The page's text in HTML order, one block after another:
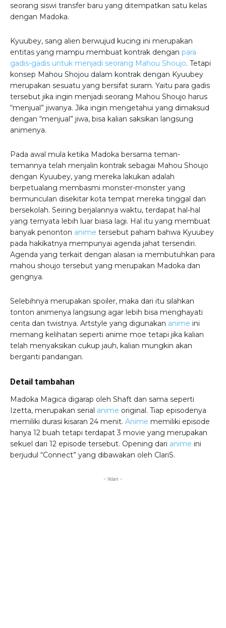
seorang siswi transfer baru yang ditempatkan satu kelas
dengan Madoka.
Kyuubey, sang alien berwujud kucing ini merupakan
entitas yang mampu membuat kontrak dengan para
gadis-gadis untuk menjadi seorang Mahou Shoujo. Tetapi
konsep Mahou Shojou dalam kontrak dengan Kyuubey
merupakan sesuatu yang bersifat suram. Yaitu para gadis
tersebut jika ingin menjadi seorang Mahou Shoujo harus
“menjual” jiwanya. Jika ingin mengetahui yang dimaksud
dengan “menjual” jiwa, bisa kalian saksikan langsung
animenya.
Pada awal mula ketika Madoka bersama teman-
temannya telah menjalin kontrak sebagai Mahou Shoujo
dengan Kyuubey, yang mereka lakukan adalah
berpetualang membasmi monster-monster yang
bermunculan disekitar kota tempat mereka tinggal dan
bersekolah. Seiring berjalannya waktu, terdapat hal-hal
yang ternyata lebih luar biasa lagi. Hal itu yang membuat
banyak penonton anime tersebut paham bahwa Kyuubey
pada hakikatnya mempunyai agenda jahat tersendiri.
Agenda yang terkait dengan alasan ia membutuhkan para
mahou shoujo tersebut yang merupakan Madoka dan
gengnya.
Selebihnya merupakan spoiler, maka dari itu silahkan
tonton animenya langsung agar lebih bisa menghayati
cerita dan twistnya. Artstyle yang digunakan anime ini
memang kelihatan seperti anime moe tetapi jika kalian
telah menyaksikan cukup jauh, kalian mungkin akan
berganti pandangan.
Detail tambahan
Madoka Magica digarap oleh Shaft dan sama seperti
Izetta, merupakan serial anime original. Tiap episodenya
memiliki durasi kisaran 24 menit. Anime memiliki episode
hanya 12 buah tetapi terdapat 3 movie yang merupakan
sekuel dari 12 episode tersebut. Opening dari anime ini
berjudul “Connect” yang dibawakan oleh ClariS.
- Iklan -